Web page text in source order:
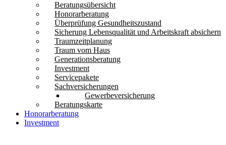
Beratungsübersicht
Honorarberatung
Überprüfung Gesundheitszustand
Sicherung Lebensqualität und Arbeitskraft absichern
Traumzeitplanung
Traum vom Haus
Generationsberatung
Investment
Servicepakete
Sachversicherungen
Gewerbeversicherung
Beratungskarte
Honorarberatung
Investment